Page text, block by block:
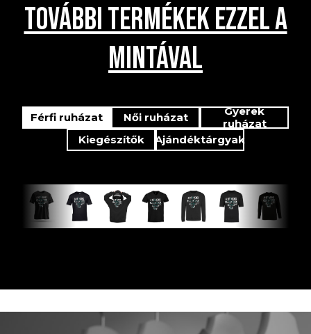
TOVÁBBI TERMÉKEK EZZEL A
MINTÁVAL
Férfi ruházat Női ruházat
Gyerek
ruházat
Kiegészítők
Ajándéktárgyak